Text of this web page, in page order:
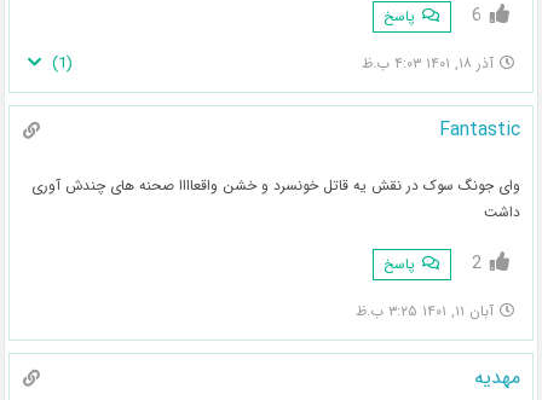
6 پاسخ
آذر ۱۸, ۱۴۰۱ ۴:۰۳ ب.ظ (
1
)
Fantastic
وای جونگ سوک در نقش یه قاتل خونسرد و خشن واقعاااا صحنه های چندش آوری
داشت
2 پاسخ
آبان ۱۱, ۱۴۰۱ ۳:۲۵ ب.ظ
مهدیه